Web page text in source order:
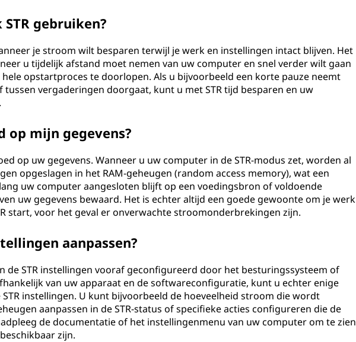
gebruiken?
je stroom wilt besparen terwijl je werk en instellingen intact blijven. Het
u tijdelijk afstand moet nemen van uw computer en snel verder wilt gaan
opstartproces te doorlopen. Als u bijvoorbeeld een korte pauze neemt
tussen vergaderingen doorgaat, kunt u met STR tijd besparen en uw
op mijn gegevens?
op uw gegevens. Wanneer u uw computer in de STR-modus zet, worden al
opgeslagen in het RAM-geheugen (random access memory), wat een
uw computer aangesloten blijft op een voedingsbron of voldoende
uw gegevens bewaard. Het is echter altijd een goede gewoonte om je werk
start, voor het geval er onverwachte stroomonderbrekingen zijn.
aanpassen?
de STR instellingen vooraf geconfigureerd door het besturingssysteem of
van uw apparaat en de softwareconfiguratie, kunt u echter enige
instellingen. U kunt bijvoorbeeld de hoeveelheid stroom die wordt
aanpassen in de STR-status of specifieke acties configureren die de
de documentatie of het instellingenmenu van uw computer om te zien
zijn.